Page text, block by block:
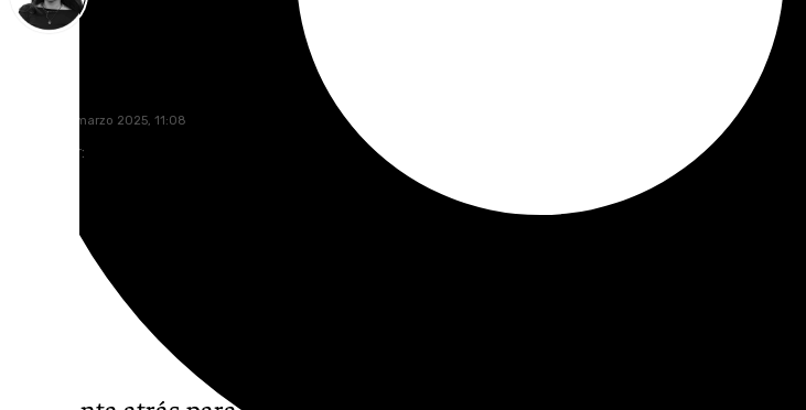
martes, 25 marzo 2025, 11:08
Compartir: